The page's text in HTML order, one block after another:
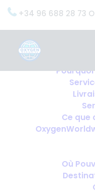
+34 96 688 28 73
Ce que
Où